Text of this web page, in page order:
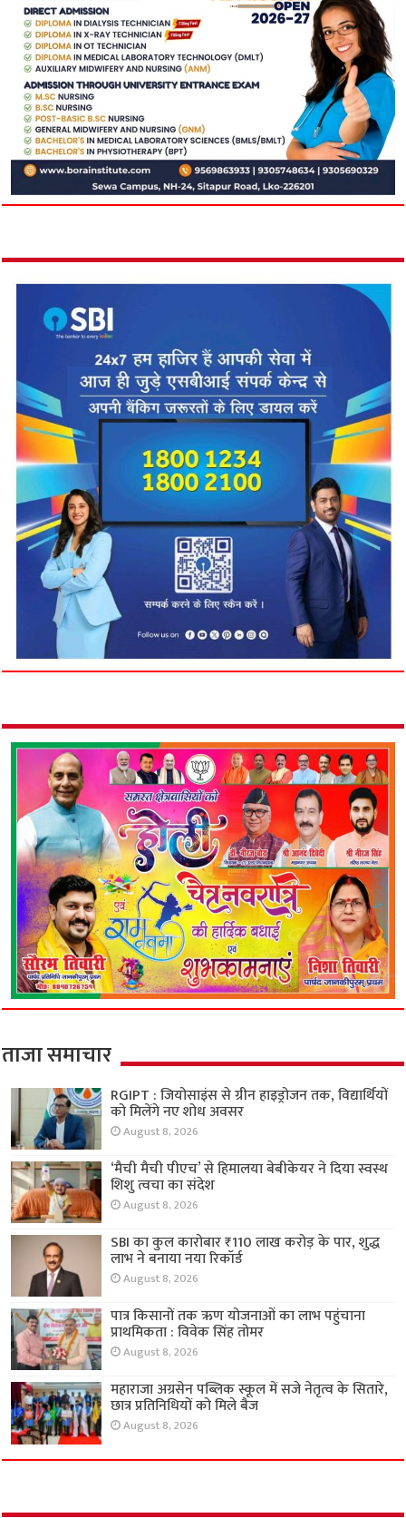
ताजा समाचार
RGIPT : जियोसाइंस से ग्रीन हाइड्रोजन तक, विद्यार्थियों
को मिलेंगे नए शोध अवसर
August 8, 2026
‘मैची मैची पीएच’ से हिमालया बेबीकेयर ने दिया स्वस्थ
शिशु त्वचा का संदेश
August 8, 2026
SBI का कुल कारोबार ₹110 लाख करोड़ के पार, शुद्ध
लाभ ने बनाया नया रिकॉर्ड
August 8, 2026
पात्र किसानों तक ऋण योजनाओं का लाभ पहुंचाना
प्राथमिकता : विवेक सिंह तोमर
August 8, 2026
महाराजा अग्रसेन पब्लिक स्कूल में सजे नेतृत्व के सितारे,
छात्र प्रतिनिधियों को मिले बैज
August 8, 2026